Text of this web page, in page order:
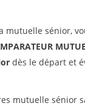
mutuelle sénior,
dès le départ et
mutuelle sénior